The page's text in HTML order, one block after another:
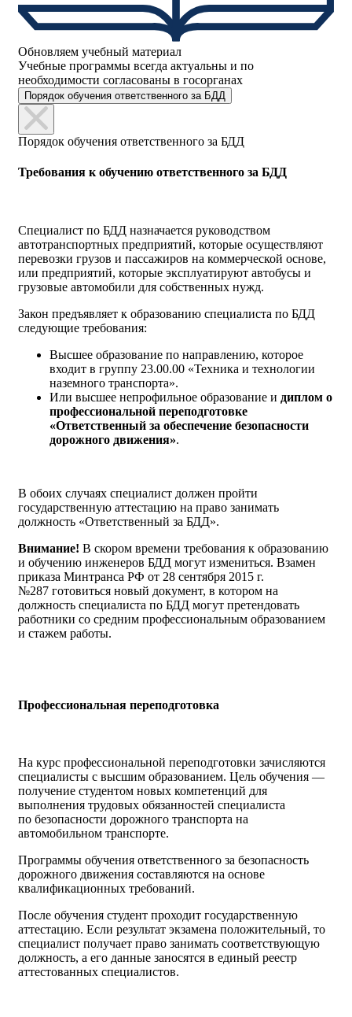
Обновляем учебный материал
Учебные программы всегда актуальны и по
необходимости согласованы в госорганах
Порядок обучения ответственного за БДД
Порядок обучения ответственного за БДД
Требования к обучению ответственного за БДД
Специалист по БДД назначается руководством
автотранспортных предприятий, которые осуществляют
перевозки грузов и пассажиров на коммерческой основе,
или предприятий, которые эксплуатируют автобусы и
грузовые автомобили для собственных нужд.
Закон предъявляет к образованию специалиста по БДД
следующие требования:
Высшее образование по направлению, которое
входит в группу 23.00.00 «Техника и технологии
наземного транспорта».
Или высшее непрофильное образование и диплом о
профессиональной переподготовке
«Ответственный за обеспечение безопасности
дорожного движения».
В обоих случаях специалист должен пройти
государственную аттестацию на право занимать
должность «Ответственный за БДД».
Внимание! В скором времени требования к образованию
и обучению инженеров БДД могут измениться. Взамен
приказа Минтранса РФ от 28 сентября 2015 г.
№287 готовиться новый документ, в котором на
должность специалиста по БДД могут претендовать
работники со средним профессиональным образованием
и стажем работы.
Профессиональная переподготовка
На курс профессиональной переподготовки зачисляются
специалисты с высшим образованием. Цель обучения —
получение студентом новых компетенций для
выполнения трудовых обязанностей специалиста
по безопасности дорожного транспорта на
автомобильном транспорте.
Программы обучения ответственного за безопасность
дорожного движения составляются на основе
квалификационных требований.
После обучения студент проходит государственную
аттестацию. Если результат экзамена положительный, то
специалист получает право занимать соответствующую
должность, а его данные заносятся в единый реестр
аттестованных специалистов.